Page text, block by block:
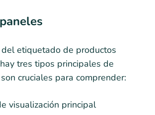
etiquetado de productos
tres tipos principales de
cruciales para comprender:
visualización principal